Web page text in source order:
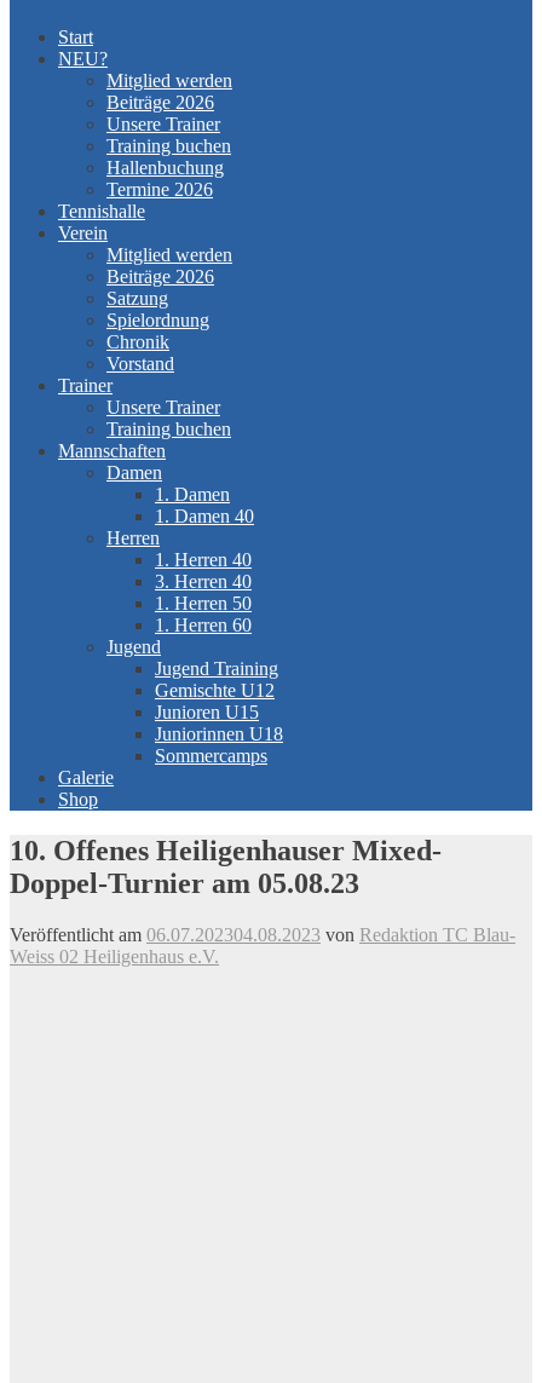
Start
NEU?
Mitglied werden
Beiträge 2026
Unsere Trainer
Training buchen
Hallenbuchung
Termine 2026
Tennishalle
Verein
Mitglied werden
Beiträge 2026
Satzung
Spielordnung
Chronik
Vorstand
Trainer
Unsere Trainer
Training buchen
Mannschaften
Damen
1. Damen
1. Damen 40
Herren
1. Herren 40
3. Herren 40
1. Herren 50
1. Herren 60
Jugend
Jugend Training
Gemischte U12
Junioren U15
Juniorinnen U18
Sommercamps
Galerie
Shop
10. Offenes Heiligenhauser Mixed-
Doppel-Turnier am 05.08.23
Veröffentlicht am 06.07.202304.08.2023 von Redaktion TC Blau-
Weiss 02 Heiligenhaus e.V.